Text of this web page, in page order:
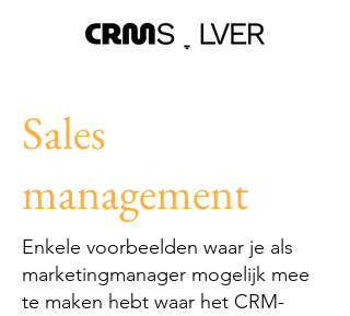
Sales
management
Enkele voorbeelden waar je als
marketingmanager mogelijk mee
te maken hebt waar het CRM-